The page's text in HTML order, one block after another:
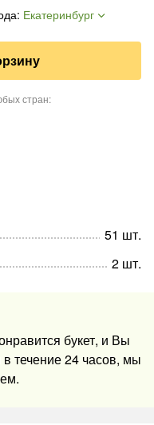
: Екатеринбург
стран:
букет, и Вы
течение 24 часов, мы
51 шт.
2 шт.